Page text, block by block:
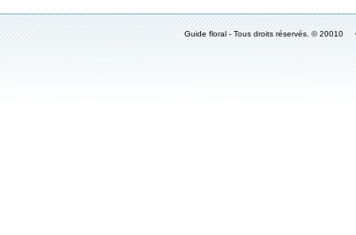
Guide floral - Tous droits réservés. ©